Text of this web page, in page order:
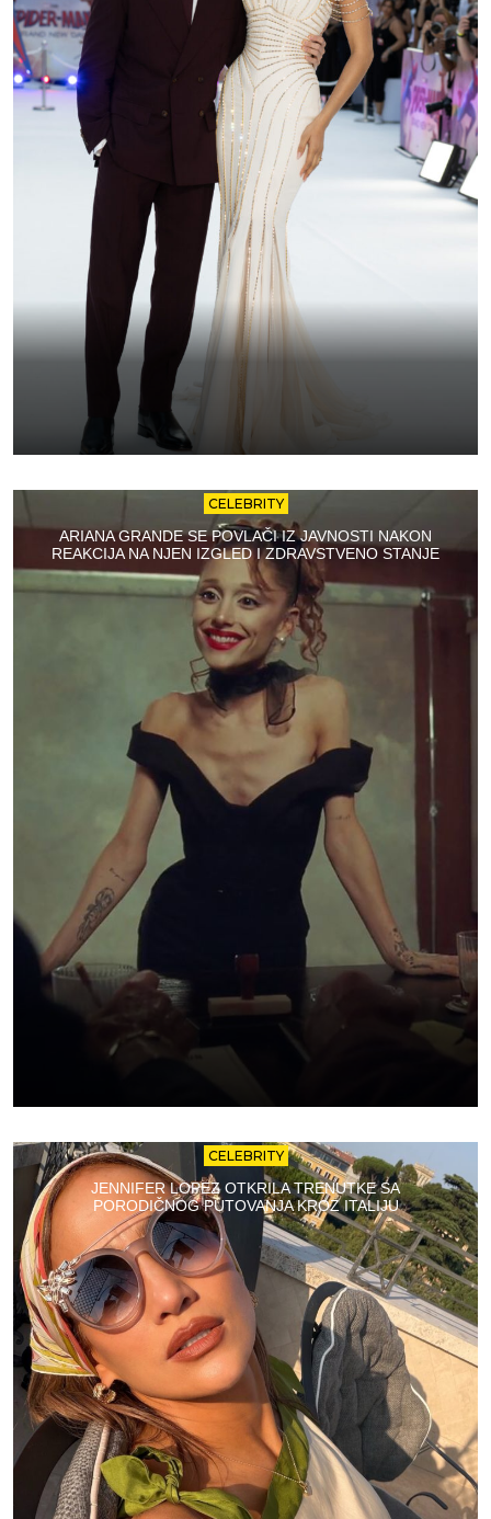
CELEBRITY
ARIANA GRANDE SE POVLAČI IZ JAVNOSTI NAKON
REAKCIJA NA NJEN IZGLED I ZDRAVSTVENO STANJE
CELEBRITY
JENNIFER LOPEZ OTKRILA TRENUTKE SA
PORODIČNOG PUTOVANJA KROZ ITALIJU